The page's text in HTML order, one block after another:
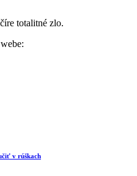
totalitné zlo.
v rúškach